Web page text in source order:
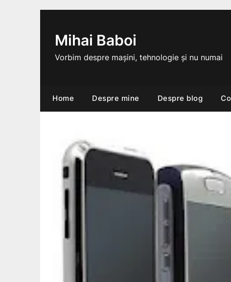
Mihai Baboi
Vorbim despre mașini, tehnologie și nu numai
Home Despre mine Despre blog